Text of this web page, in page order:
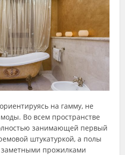
на гамму, не
Во всем пространстве
занимающей первый
штукатуркой, а полы
прожилками